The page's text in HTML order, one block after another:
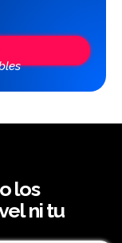
los
ni tu